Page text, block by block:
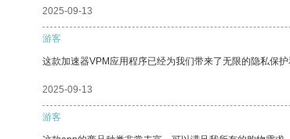
2025-09-13
游客
这款加速器VPM应用程序已经为我们带来了无限的隐私保护
2025-09-13
游客